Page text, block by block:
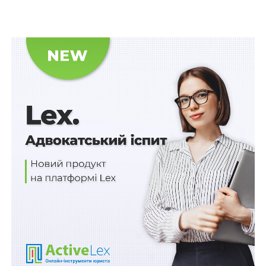
кваліфікація, за якою здійснювалося навчання,
напрям підвищення кваліфікації, строки навчання.
Також у пункті 2.6 в новій редакції будуть викладені
«Спеціалізація керівників, професіоналів і
фахівців організовується з метою набуття ними
здатності виконувати завдання та обов’язки, що
мають особливості у межах раніше набутої
спеціальності», абзац п’ятий: «Підвищення
кваліфікації керівників, професіоналів та
фахівців здійснюється з метою набуття ними
нових та/або вдосконалення раніше набутих
компетентностей у межах професійної діяльності
або галузі знань» та абзац десятий: «Стажування
керівників, професіоналів та фахівців передбачає